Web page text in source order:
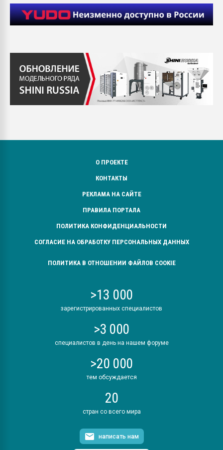
О ПРОЕКТЕ
КОНТАКТЫ
РЕКЛАМА НА САЙТЕ
ПРАВИЛА ПОРТАЛА
ПОЛИТИКА КОНФИДЕНЦИАЛЬНОСТИ
СОГЛАСИЕ НА ОБРАБОТКУ ПЕРСОНАЛЬНЫХ ДАННЫХ
ПОЛИТИКА В ОТНОШЕНИИ ФАЙЛОВ COOKIE
>13 000
зарегистрированных специалистов
>3 000
специалистов в день на нашем форуме
>20 000
тем обсуждается
20
стран со всего мира
написать нам